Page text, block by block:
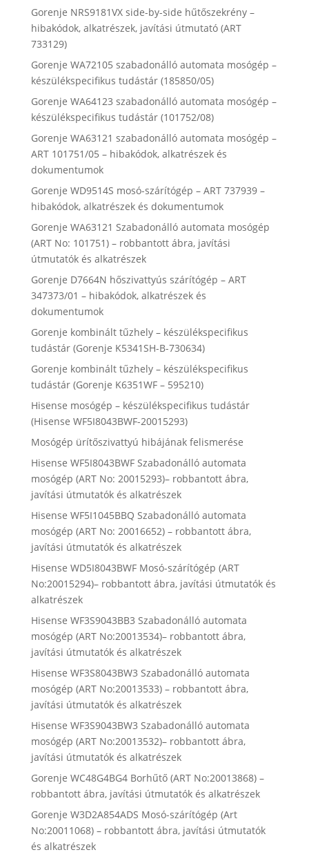
Gorenje NRS9181VX side-by-side hűtőszekrény –
hibakódok, alkatrészek, javítási útmutató (ART
733129)
Gorenje WA72105 szabadonálló automata mosógép –
készülékspecifikus tudástár (185850/05)
Gorenje WA64123 szabadonálló automata mosógép –
készülékspecifikus tudástár (101752/08)
Gorenje WA63121 szabadonálló automata mosógép –
ART 101751/05 – hibakódok, alkatrészek és
dokumentumok
Gorenje WD9514S mosó-szárítógép – ART 737939 –
hibakódok, alkatrészek és dokumentumok
Gorenje WA63121 Szabadonálló automata mosógép
(ART No: 101751) – robbantott ábra, javítási
útmutatók és alkatrészek
Gorenje D7664N hőszivattyús szárítógép – ART
347373/01 – hibakódok, alkatrészek és
dokumentumok
Gorenje kombinált tűzhely – készülékspecifikus
tudástár (Gorenje K5341SH-B-730634)
Gorenje kombinált tűzhely – készülékspecifikus
tudástár (Gorenje K6351WF – 595210)
Hisense mosógép – készülékspecifikus tudástár
(Hisense WF5I8043BWF-20015293)
Mosógép ürítőszivattyú hibájának felismerése
Hisense WF5I8043BWF Szabadonálló automata
mosógép (ART No: 20015293)– robbantott ábra,
javítási útmutatók és alkatrészek
Hisense WF5I1045BBQ Szabadonálló automata
mosógép (ART No: 20016652) – robbantott ábra,
javítási útmutatók és alkatrészek
Hisense WD5I8043BWF Mosó-szárítógép (ART
No:20015294)– robbantott ábra, javítási útmutatók és
alkatrészek
Hisense WF3S9043BB3 Szabadonálló automata
mosógép (ART No:20013534)– robbantott ábra,
javítási útmutatók és alkatrészek
Hisense WF3S8043BW3 Szabadonálló automata
mosógép (ART No:20013533) – robbantott ábra,
javítási útmutatók és alkatrészek
Hisense WF3S9043BW3 Szabadonálló automata
mosógép (ART No:20013532)– robbantott ábra,
javítási útmutatók és alkatrészek
Gorenje WC48G4BG4 Borhűtő (ART No:20013868) –
robbantott ábra, javítási útmutatók és alkatrészek
Gorenje W3D2A854ADS Mosó-szárítógép (Art
No:20011068) – robbantott ábra, javítási útmutatók
és alkatrészek